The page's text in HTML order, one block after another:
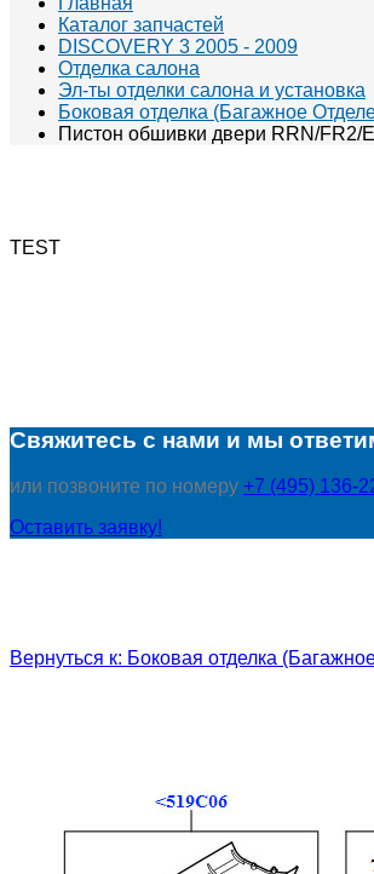
Каталог запчастей
DISCOVERY 3 2005 - 2009
Отделка салона
Эл-ты отделки салона и установка
Боковая отделка (Багажное
Пистон обшивки двери RRN/FR2/
TEST
Свяжитесь с нами и мы
или позвоните по номеру +7 (495) 136-
Оставить заявку!
Вернуться к: Боковая отделка